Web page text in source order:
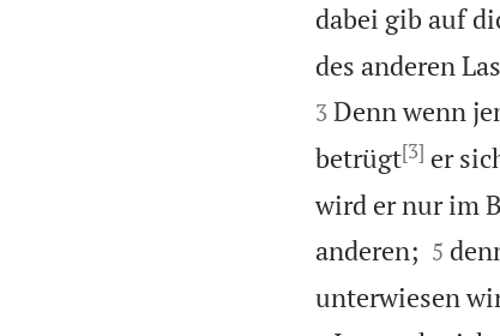
dabei gib auf
des anderen
3 Denn wenn
betrügt[3] er
wird er nur im
anderen;
5
unterwiesen